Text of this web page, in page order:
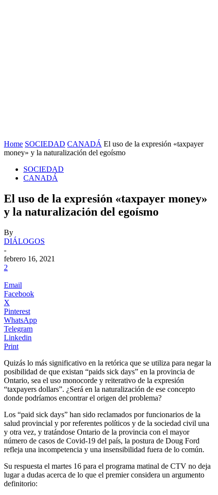
Home SOCIEDAD CANADÁ El uso de la expresión «taxpayer
money» y la naturalización del egoísmo
SOCIEDAD
CANADÁ
El uso de la expresión «taxpayer money»
y la naturalización del egoísmo
By
DIÁLOGOS
-
febrero 16, 2021
2
Email
Facebook
X
Pinterest
WhatsApp
Telegram
Linkedin
Print
Quizás lo más significativo en la retórica que se utiliza para negar la
posibilidad de que existan “paids sick days” en la provincia de
Ontario, sea el uso monocorde y reiterativo de la expresión
“taxpayers dollars”. ¿Será en la naturalización de ese concepto
donde podríamos encontrar el origen del problema?
Los “paid sick days” han sido reclamados por funcionarios de la
salud provincial y por referentes políticos y de la sociedad civil una
y otra vez, y tratándose Ontario de la provincia con el mayor
número de casos de Covid-19 del país, la postura de Doug Ford
refleja una incompetencia y una insensibilidad fuera de lo común.
Su respuesta el martes 16 para el programa matinal de CTV no deja
lugar a dudas acerca de lo que el premier considera un argumento
definitorio: